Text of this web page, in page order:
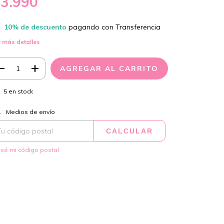
10% de descuento pagando con Transferencia
más detalles
5en stock
para el CP:
Medios de envío
CALCULAR
sé mi código postal